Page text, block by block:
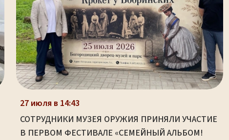
27 июля в 14:43
СОТРУДНИКИ МУЗЕЯ ОРУЖИЯ ПРИНЯЛИ УЧАСТИЕ
В ПЕРВОМ ФЕСТИВАЛЕ «СЕМЕЙНЫЙ АЛЬБОМ!